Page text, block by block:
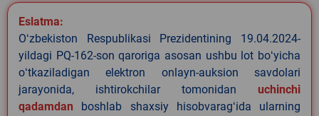
Eslatma:
Oʻzbekiston Respublikasi Prezidentining 19.04.2024-
yildagi PQ-162-son qaroriga asosan ushbu lot boʻyicha
oʻtkaziladigan elektron onlayn-auksion savdolari
jarayonida, ishtirokchilar tomonidan uchinchi
qadamdan boshlab shaxsiy hisobvaragʻida ularning